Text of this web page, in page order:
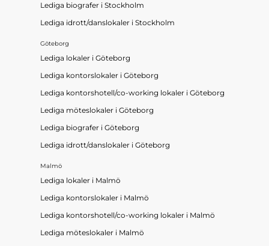
Lediga biograferi Stockholm
Lediga idrott/danslokaleri Stockholm
Göteborg
Lediga lokaleri Göteborg
Lediga kontorslokaleri Göteborg
Lediga kontorshotell/co-working lokaleri Göteborg
Lediga möteslokaleri Göteborg
Lediga biograferi Göteborg
Lediga idrott/danslokaleri Göteborg
Malmö
Lediga lokaleri Malmö
Lediga kontorslokaleri Malmö
Lediga kontorshotell/co-working lokaleri Malmö
Lediga möteslokaleri Malmö